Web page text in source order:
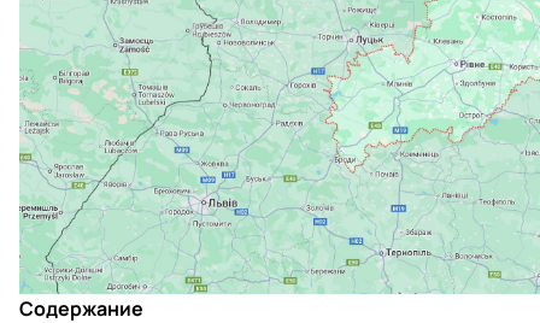
Содержание